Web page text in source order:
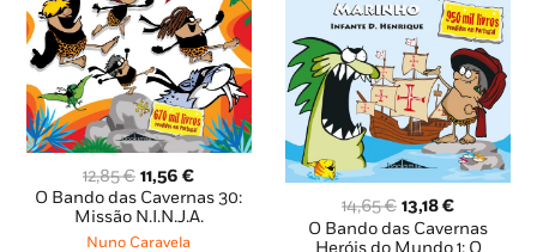
12,85€ O
preço
original
era:
11,56€O
preço
atual
O Bando das Cavernas 30:
Missão N.I.N.J.A.
Nuno Caravela
14,65€ O
preço
13,18€O
preço
O Bando das Cavernas
Heróis do Mundo 1: O